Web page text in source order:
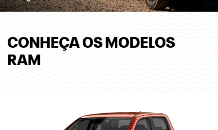
CONHEÇA OS MODELOS
RAM